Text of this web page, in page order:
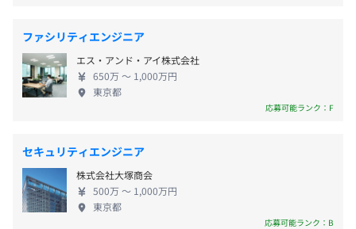
会社全体175名（2022年9月末現在）
※奨励金あり（制度によりその他手当や贈呈品あり）
・ハートフル♥AWARD：社員からの投票により、最も多
くの「ありがとうメッセージ」を受け取った社員を表彰し
ています！
・GRCSソリューションAWARD：業績や社内体制において
・MVP AWARD： GRCSソリューションAWARDを受賞した
社員の中で、１年間で最も貢献した社員を表彰していま
す！
・永年勤続表彰：勤続5年、10年の社員を感謝の気持ちを
が多々ある企業にて、様々な新規ビジネス・新規プ
ロジェクトにチャレンジできる環境にあります。クラ
イアント先で業務をすることも多いですが、定期的
に情報交換や勉強会を行い全体のレベルアップに繋
げています。 ◆グローバルな社風◎ライフワークバ
係です。グローバルな案件をご依頼いただくことも多
いため メンバーの多くはバイリンガルで、実務でも
英語を活用したり海外へ出張することもあります。ま
た、コアタイムなしのフレックス制を導入。仕事の
ファシリティエンジニア
エス・アンド・アイ株式会社
650万 〜 1,000万円
東京都
応募可能ランク：F
セキュリティエンジニア
株式会社大塚商会
500万 〜 1,000万円
東京都
応募可能ランク：B